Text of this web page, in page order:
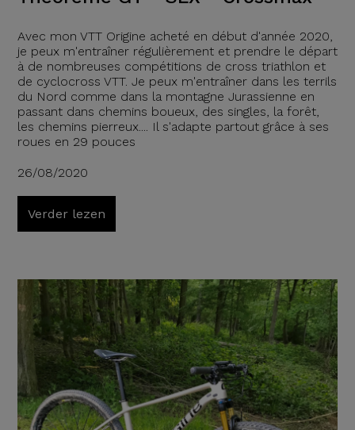
Avec mon VTT Origine acheté en début d'année 2020,
je peux m'entraîner régulièrement et prendre le départ
à de nombreuses compétitions de cross triathlon et
de cyclocross VTT. Je peux m'entraîner dans les terrils
du Nord comme dans la montagne Jurassienne en
passant dans chemins boueux, des singles, la forêt,
les chemins pierreux.... Il s'adapte partout grâce à ses
roues en 29 pouces
26/08/2020
Verder lezen